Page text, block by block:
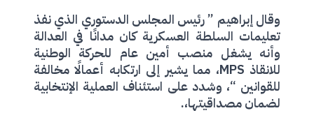
وقال إبراهيم ” رئيس المجلس الدستوري الذي نفذ
تعليمات السلطة العسكرية كان مدانًا في العدالة
وأنه يشغل منصب أمين عام للحركة الوطنية
للانقاذ MPS، مما يشير إلى ارتكابه أعمالًا مخالفة
للقوانين “، وشدد على استئناف العملية الإنتخابية
لضمان مصداقيتها،.